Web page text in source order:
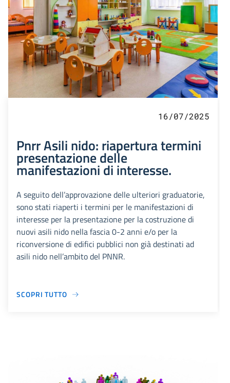
16/07/2025
Pnrr Asili nido: riapertura termini
presentazione delle
manifestazioni di interesse.
A seguito dell’approvazione delle ulteriori graduatorie,
sono stati riaperti i termini per le manifestazioni di
interesse per la presentazione per la costruzione di
nuovi asili nido nella fascia 0-2 anni e/o per la
riconversione di edifici pubblici non già destinati ad
asili nido nell’ambito del PNNR.
SCOPRI TUTTO